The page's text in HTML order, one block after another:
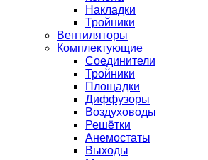
Накладки
Тройники
Вентиляторы
Комплектующие
Соединители
Тройники
Площадки
Диффузоры
Воздуховоды
Решётки
Анемостаты
Выходы